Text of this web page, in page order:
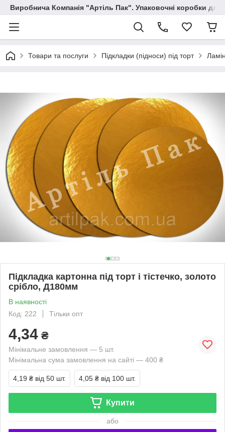
Виробнича Компанія "Артіль Пак". Упаковочні коробки для
Товари та послуги Підкладки (підноси) під торт
Підкладка картонна під торт і тістечко, золото
срібло, Д180мм
В наявності
Код: 222
Тільки опт
4,34 ₴
Мінімальне замовлення — 5 шт.
Мінімальна сума замовлення на сайті — 400 ₴
4,19 ₴ від 50 шт. 4,05 ₴ від 100 шт.
Купити
або